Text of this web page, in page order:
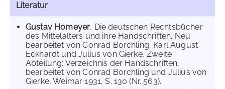
Literatur
Gustav Homeyer, Die deutschen Rechtsbücher
des Mittelalters und ihre Handschriften. Neu
bearbeitet von Conrad Borchling, Karl August
Eckhardt und Julius von Gierke, Zweite
Abteilung: Verzeichnis der Handschriften,
bearbeitet von Conrad Borchling und Julius von
Gierke, Weimar 1931, S. 130 (Nr. 563).